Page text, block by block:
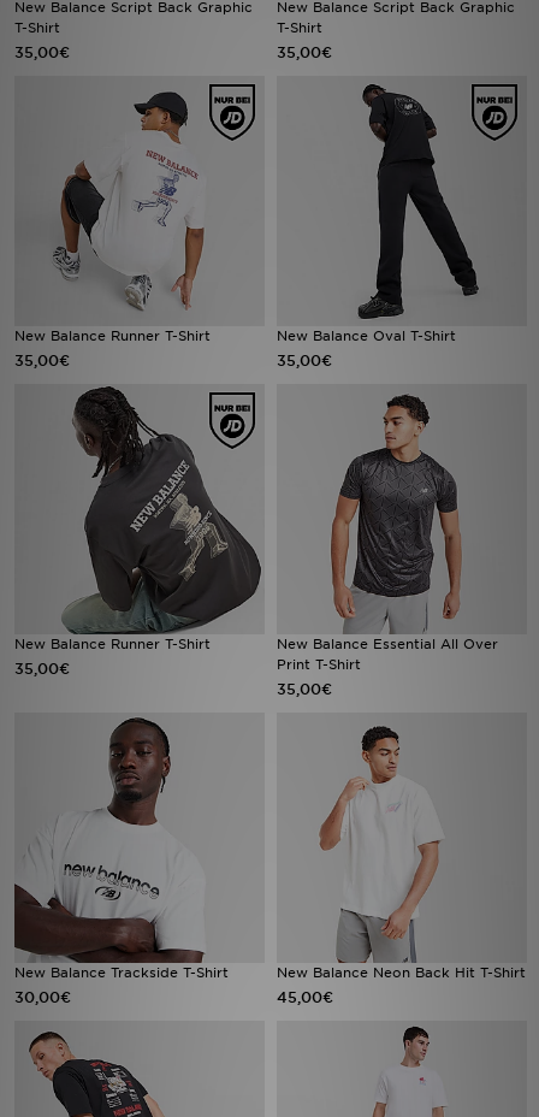
New Balance Script Back Graphic
T-Shirt
35,00€
New Balance Script Back Graphic
T-Shirt
35,00€
New Balance Runner T-Shirt
35,00€
New Balance Oval T-Shirt
35,00€
New Balance Runner T-Shirt
35,00€
New Balance Essential All Over
Print T-Shirt
35,00€
New Balance Trackside T-Shirt
30,00€
New Balance Neon Back Hit T-Shirt
45,00€
Filialfinder
Hilfe & Kontakt
Geschenkgutschein
Studenten
Blog